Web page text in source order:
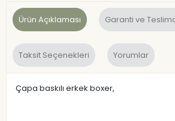
Ürün Açıklaması Garanti ve
Taksit Seçenekleri Yorumlar
Çapa baskılı erkek boxer,